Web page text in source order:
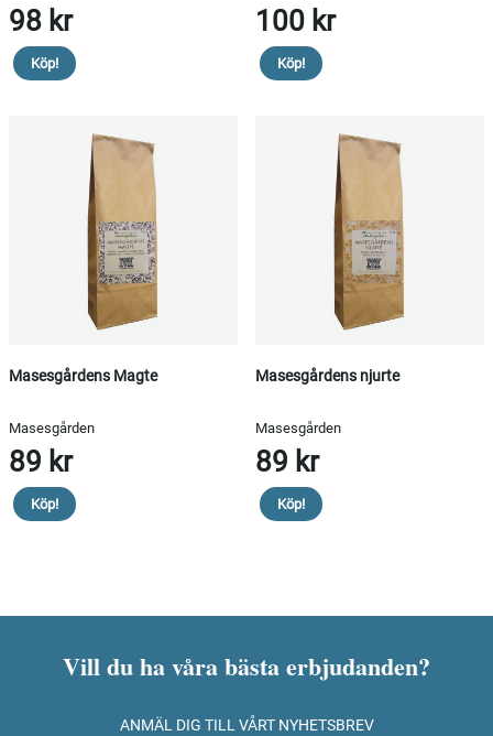
98 kr
Köp!
100 kr
Köp!
Masesgårdens Magte
Masesgården
89 kr
Köp!
Masesgårdens njurte
Masesgården
89 kr
Köp!
Vill du ha våra bästa erbjudanden?
ANMÄL DIG TILL VÅRT NYHETSBREV